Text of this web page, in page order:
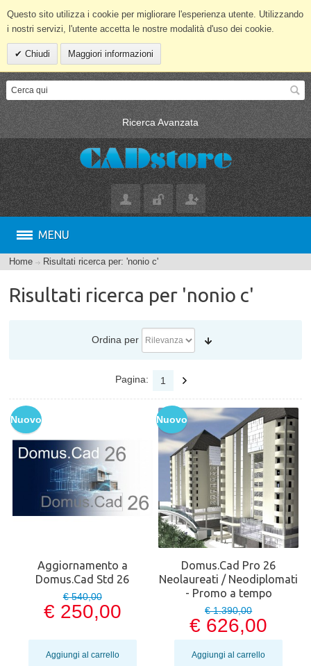
Questo sito utilizza i cookie per migliorare l'esperienza utente. Utilizzando
i nostri servizi, l'utente accetta le nostre modalità d'uso dei cookie.
Chiudi Maggiori informazioni
Ricerca Avanzata
MENU
Home Risultati ricerca per: 'nonio c'
Risultati ricerca per 'nonio c'
Ordina per
Pagina: 1
Nuovo
Aggiornamento a
Domus.Cad Std 26
€ 540,00
€ 250,00
Aggiungi al carrello
Nuovo
Domus.Cad Pro 26
Neolaureati / Neodiplomati
- Promo a tempo
€ 1.390,00
€ 626,00
Aggiungi al carrello